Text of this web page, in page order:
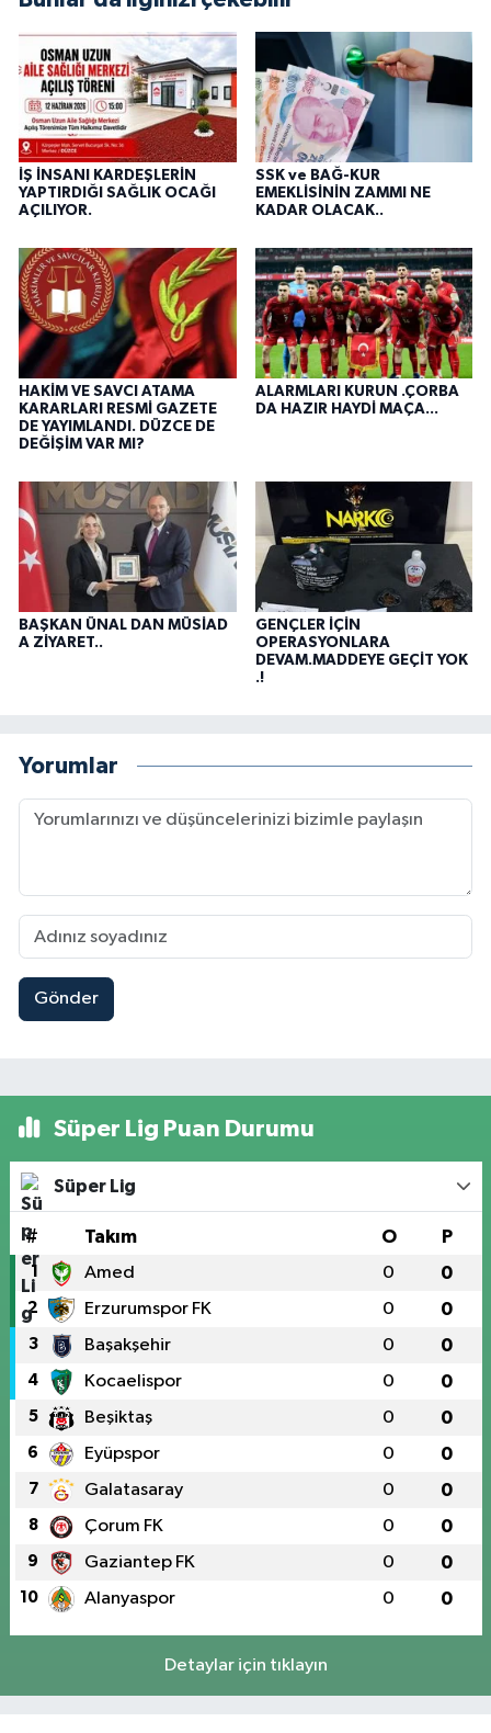
İŞ İNSANI KARDEŞLERİN
YAPTIRDIĞI SAĞLIK OCAĞI
AÇILIYOR.
SSK ve BAĞ-KUR
EMEKLİSİNİN ZAMMI NE
KADAR OLACAK..
HAKİM VE SAVCI ATAMA
KARARLARI RESMİ GAZETE
DE YAYIMLANDI. DÜZCE DE
DEĞİŞİM VAR MI?
ALARMLARI KURUN .ÇORBA
DA HAZIR HAYDİ MAÇA...
BAŞKAN ÜNAL DAN MÜSİAD
A ZİYARET..
GENÇLER İÇİN
OPERASYONLARA
DEVAM.MADDEYE GEÇİT YOK
.!
Yorumlar
Gönder
Süper Lig Puan Durumu
Süper Lig
# Takım O P
1 Amed 0 0
2 Erzurumspor FK 0 0
3 Başakşehir 0 0
4 Kocaelispor 0 0
5 Beşiktaş 0 0
6 Eyüpspor 0 0
7 Galatasaray 0 0
8 Çorum FK 0 0
9 Gaziantep FK 0 0
10 Alanyaspor 0 0
Detaylar için tıklayın